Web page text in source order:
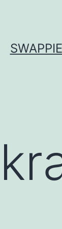
SWAPPIE